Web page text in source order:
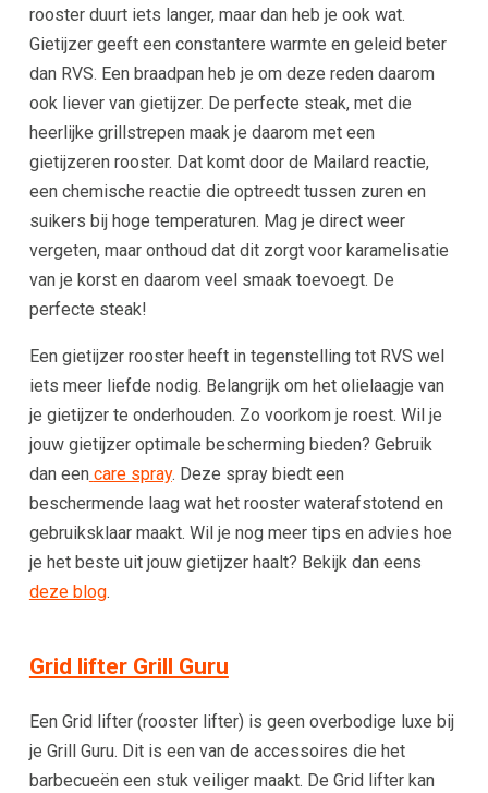
rooster duurt iets langer, maar dan heb je ook wat.
Gietijzer geeft een constantere warmte en geleid beter
dan RVS. Een braadpan heb je om deze reden daarom
ook liever van gietijzer. De perfecte steak, met die
heerlijke grillstrepen maak je daarom met een
gietijzeren rooster. Dat komt door de Mailard reactie,
een chemische reactie die optreedt tussen zuren en
suikers bij hoge temperaturen. Mag je direct weer
vergeten, maar onthoud dat dit zorgt voor karamelisatie
van je korst en daarom veel smaak toevoegt. De
perfecte steak!
Een gietijzer rooster heeft in tegenstelling tot RVS wel
iets meer liefde nodig. Belangrijk om het olielaagje van
je gietijzer te onderhouden. Zo voorkom je roest. Wil je
jouw gietijzer optimale bescherming bieden? Gebruik
dan een care spray. Deze spray biedteen
beschermende laag wat het rooster waterafstotend en
gebruiksklaar maakt. Wil je nog meer tips en advies hoe
je het beste uit jouw gietijzer haalt? Bekijk dan eens
deze blog.
Grid lifter Grill Guru
Een Grid lifter (rooster lifter) is geen overbodige luxe bij
je Grill Guru. Dit is een van de accessoires die het
barbecueën een stuk veiliger maakt. De Grid lifter kan